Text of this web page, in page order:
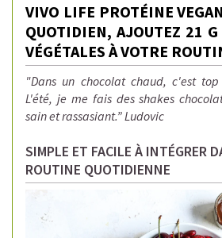
VIVO LIFE PROTÉINE
QUOTIDIEN, AJOUTEZ 21
VÉGÉTALES À VOTRE
"Dans un chocolat chaud, c'est
L'été, je me fais des shakes
sain et rassasiant.” Ludovic
SIMPLE ET FACILE À INTÉGRER
ROUTINE QUOTIDIENNE